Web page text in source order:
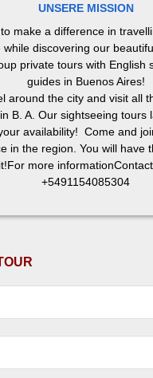
UNSERE MISSION
make a difference in
while discovering our
private tours with English
guides in Buenos Aires!
around the city and visit all
B. A. Our sightseeing tours
availability! Come and
in the region. You will have
more
+5491154085304